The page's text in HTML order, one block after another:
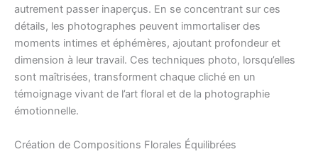
autrement passer inaperçus. En se concentrant sur ces
détails, les photographes peuvent immortaliser des
moments intimes et éphémères, ajoutant profondeur et
dimension à leur travail. Ces techniques photo, lorsqu’elles
sont maîtrisées, transforment chaque cliché en un
témoignage vivant de l’art floral et de la photographie
émotionnelle.
Création de Compositions Florales Équilibrées